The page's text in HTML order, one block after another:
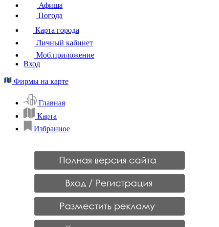
Афиша
Погода
Карта города
Личный кабинет
Моб.приложение
Вход
Фирмы на карте
Главная
Карта
Избранное